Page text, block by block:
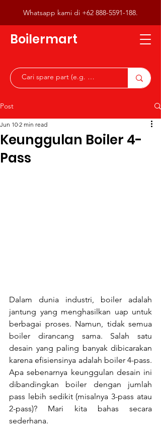
Whatsapp kami di +62 888-5591-188.
Boilermart
Post
Keunggulan Boiler 4-
Pass
Jun 10 2 min read
Dalam dunia industri, boiler adalah
jantung yang menghasilkan uap untuk
berbagai proses. Namun, tidak semua
boiler dirancang sama. Salah satu
desain yang paling banyak dibicarakan
karena efisiensinya adalah boiler 4-pass.
Apa sebenarnya keunggulan desain ini
dibandingkan boiler dengan jumlah
pass lebih sedikit (misalnya 3-pass atau
2-pass)? Mari kita bahas secara
sederhana.